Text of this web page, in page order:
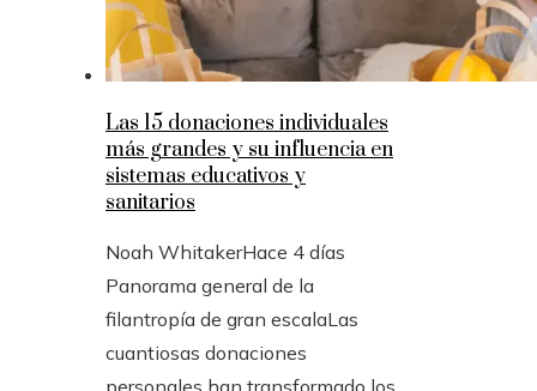
Las 15 donaciones individuales
más grandes y su influencia en
sistemas educativos y
sanitarios
Noah WhitakerHace 4 días
Panorama general de la
filantropía de gran escalaLas
cuantiosas donaciones